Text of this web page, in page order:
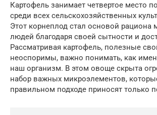
Картофель занимает четвертое место
среди всех сельскохозяйственных
Этот корнеплод стал основой рациона
людей благодаря своей сытности и
Рассматривая картофель, полезные
неоспоримы, важно понимать, как
наш организм. В этом овоще скрыта
набор важных микроэлементов,
правильном подходе приносят только